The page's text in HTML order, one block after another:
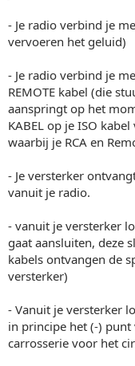
- Je radio verbind je
vervoeren het geluid)
- Je radio verbind je
REMOTE kabel (die
aanspringt op het
KABEL op je ISO
waarbij je RCA en
- Je versterker
vanuit je radio.
- vanuit je versterker
gaat aansluiten, deze
kabels ontvangen de
versterker)
- Vanuit je versterker
in principe het (-) punt
carrosserie voor het